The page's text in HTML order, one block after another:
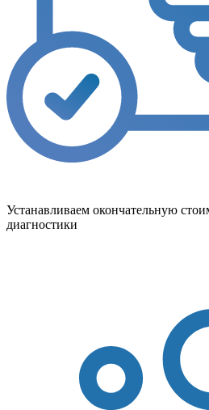
Устанавливаем окончательную
диагностики